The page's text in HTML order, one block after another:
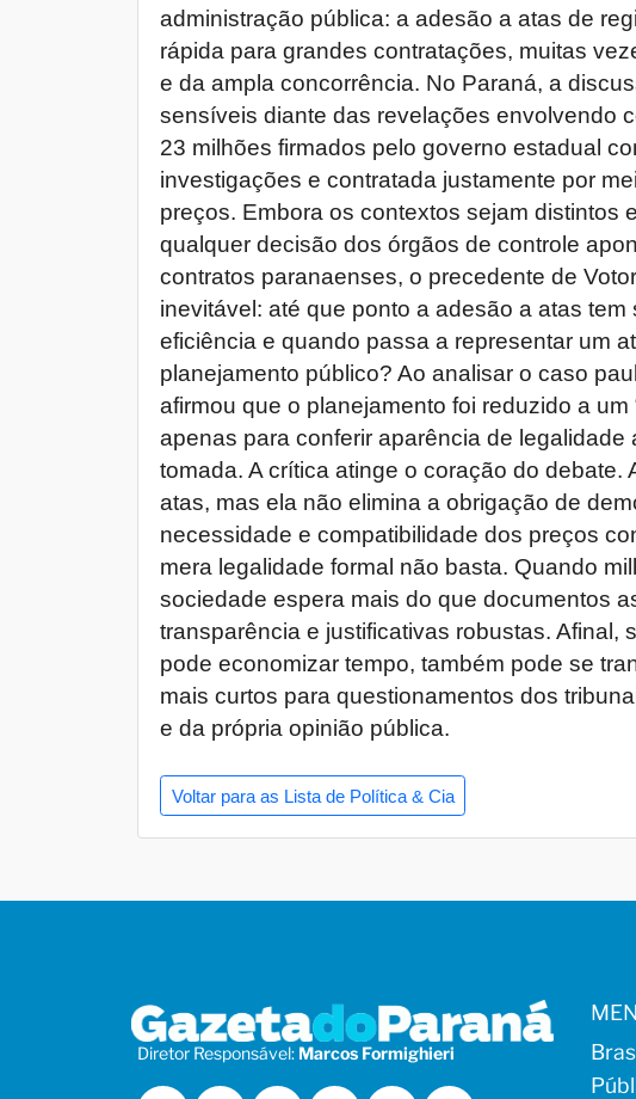
administração pública: a adesão a atas de
rápida para grandes contratações, muitas
e da ampla concorrência. No Paraná, a
sensíveis diante das revelações envolvendo
23 milhões firmados pelo governo estadual
investigações e contratada justamente por
preços. Embora os contextos sejam distintos
qualquer decisão dos órgãos de controle
contratos paranaenses, o precedente de
inevitável: até que ponto a adesão a atas
eficiência e quando passa a representar um
planejamento público? Ao analisar o caso
afirmou que o planejamento foi reduzido a um
apenas para conferir aparência de legalidade
tomada. A crítica atinge o coração do debate.
atas, mas ela não elimina a obrigação de
necessidade e compatibilidade dos preços
mera legalidade formal não basta. Quando
sociedade espera mais do que documentos
transparência e justificativas robustas. Afinal,
pode economizar tempo, também pode se
mais curtos para questionamentos dos
e da própria opinião pública.
Voltar para as Lista de Política & Cia
Diretor Responsável: Marcos Formighieri